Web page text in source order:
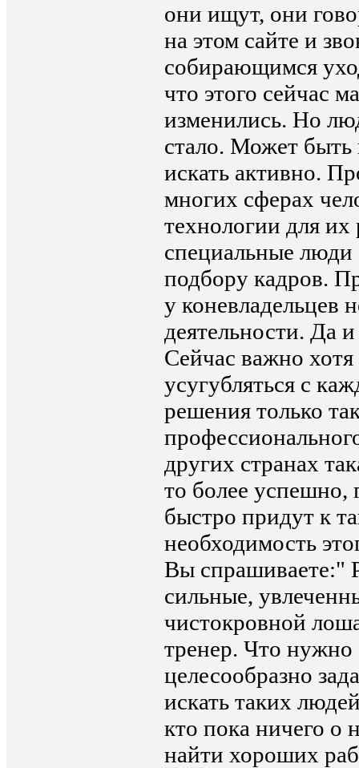
они ищут, они
на этом сайте и
собирающимся
что этого сейчас
изменились. Но
стало. Может
искать активно.
многих сферах
технологии для
специальные люди
подбору кадров.
у коневладельцев
деятельности. Да
Сейчас важно
усугубляться с
решения только
других странах
то более
быстро придут к
необходимость
Вы спрашиваете:"
сильные,
чистокровной
тренер. Что
целесообразно
искать таких
кто пока ничего о
найти хороших